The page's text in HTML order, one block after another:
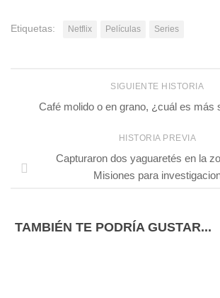
Etiquetas: Netflix Películas Series
SIGUIENTE HISTORIA
Café molido o en grano, ¿cuál es más
HISTORIA PREVIA
Capturaron dos yaguaretés en la
Misiones para
TAMBIÉN TE PODRÍA GUSTAR...